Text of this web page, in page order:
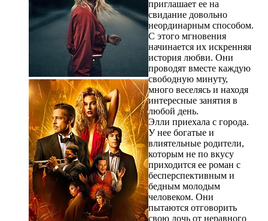
приглашает ее на
свидание довольно
неординарным способом.
С этого мгновения
начинается их искренняя
история любви. Они
проводят вместе каждую
свободную минуту,
много веселясь и находя
интересные занятия в
любой день.
Элли приехала с города.
У нее богатые и
влиятельные родители,
которым не по вкусу
приходится ее роман с
бесперспективным и
бедным молодым
человеком. Они
пытаются отговорить
свою дочь от неравного